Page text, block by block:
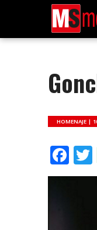
HOMENAJE |